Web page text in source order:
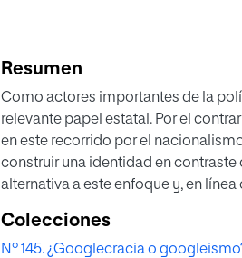
Resumen
Como actores importantes de la
relevante papel estatal. Por el
en este recorrido por el
construir una identidad en contraste
alternativa a este enfoque y, en
Colecciones
Nº 145. ¿Googlecracia o